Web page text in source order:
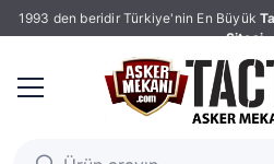
1993 den beridir Türkiye'nin En Büyük
Sitesi